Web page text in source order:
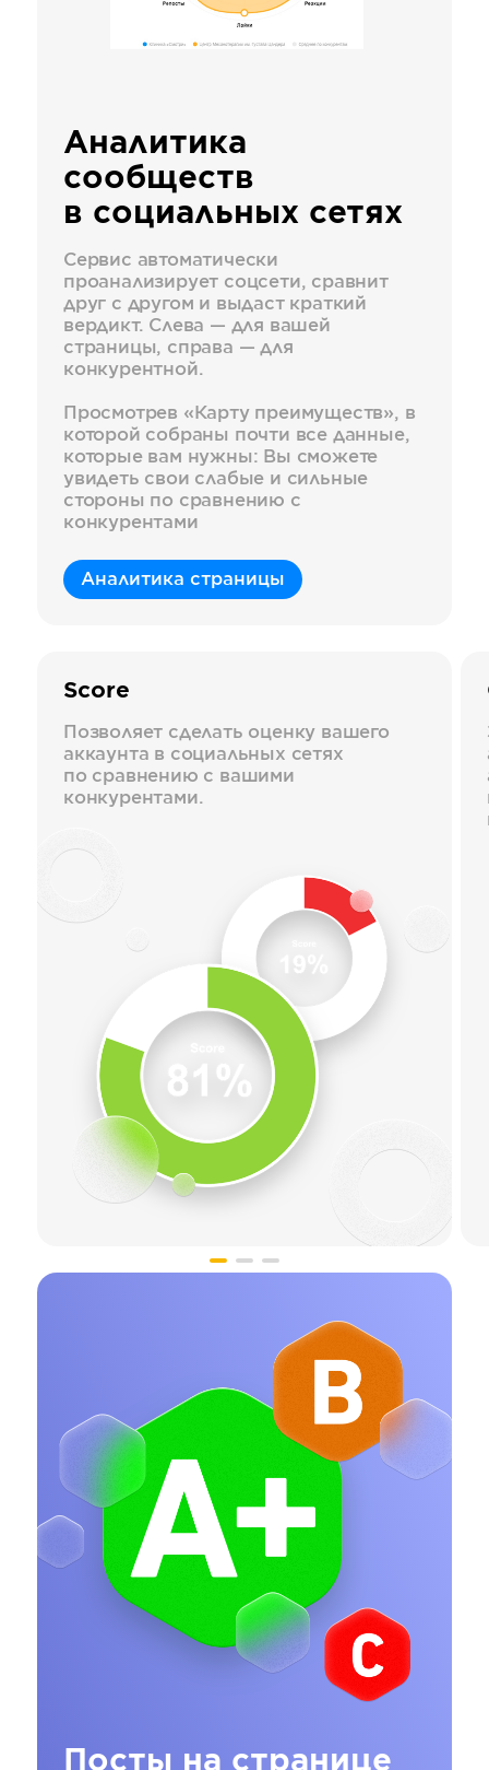
Аналитика
сообществ
в социальных сетях
Сервис автоматически
проанализирует соцсети, сравнит
друг с другом и выдаст краткий
вердикт. Слева — для вашей
страницы, справа — для
конкурентной.
Просмотрев «Карту преимуществ», в
которой собраны почти все данные,
которые вам нужны: Вы сможете
увидеть свои слабые и сильные
стороны по сравнению с
конкурентами
Аналитика страницы
Score
Позволяет сделать оценку вашего
аккаунта в социальных сетях
по сравнению с вашими
конкурентами.
Посты на странице